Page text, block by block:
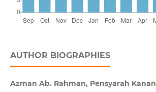
AUTHOR BIOGRAPHIES
Azman Ab. Rahman, Pensyarah Kanan